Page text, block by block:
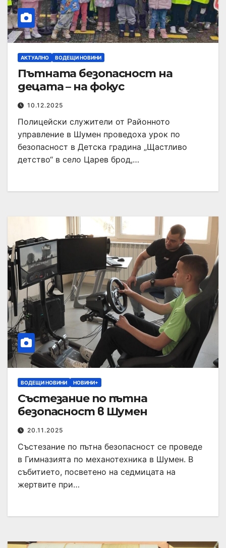
АКТУАЛНО ВОДЕЩИ НОВИНИ
Пътната безопасност на
децата – на фокус
10.12.2025
Полицейски служители от Районното
управление в Шумен проведоха урок по
безопасност в Детска градина „Щастливо
детство“ в село Царев брод,…
ВОДЕЩИ НОВИНИ НОВИНИ+
Състезание по пътна
безопасност в Шумен
20.11.2025
Състезание по пътна безопасност се проведе
в Гимназията по механотехника в Шумен. В
събитието, посветено на седмицата на
жертвите при…